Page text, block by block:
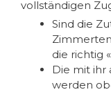
vollständigen
Sind die
die richtig
Die mit ihr
werden